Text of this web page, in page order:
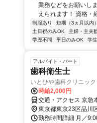
業務などをお願いし
えられます！ 資格・
制服あり 短期（3ヵ月以内）
土日祝のみOK
主婦・主夫
学歴不問
平日のみOK 学
アルバイト・パート
歯科衛生士
いとひや歯科クリニック
時給2,000円
交通・アクセス 京急
東京都東京23区品川
勤務時間詳細 月／